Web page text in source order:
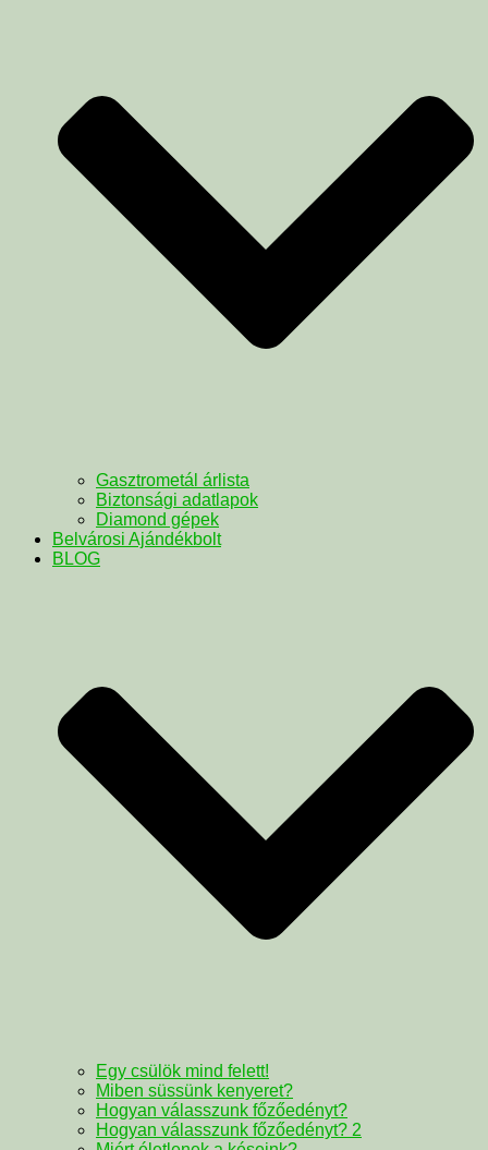
Gasztrometál árlista
Biztonsági adatlapok
Diamond gépek
Belvárosi Ajándékbolt
BLOG
Egy csülök mind felett!
Miben süssünk kenyeret?
Hogyan válasszunk főzőedényt?
Hogyan válasszunk főzőedényt? 2